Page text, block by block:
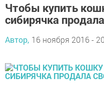
Чтобы купить
сибирячка
Автор, 16 ноября 2016 -